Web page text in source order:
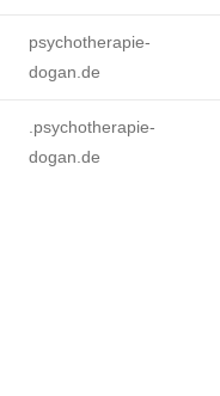
psychotherapie-
dogan.de
.psychotherapie-
dogan.de